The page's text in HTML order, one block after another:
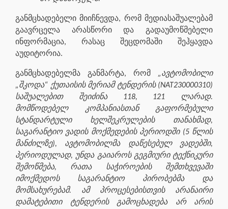
განმცხადებელი მიიჩნევდა, რომ მედიასაშუალებამ
გაავრცელა არასწორი და გადაუმოწმებელი
ინფორმაცია, რასაც შეცდომაში შეჰყავდა
აუდიტორია.
განმცხადებელმა განმარტა, რომ „ავტომობილი
„შკოდა“ ქუთაისის მერიამ ტენდერის (NAT230000310)
საშუალებით შეიძინა 118, 121 ლარად.
მომწოდებელ კომპანიასთან გაფორმებული
სტანდარტული ხელშეკრულების თანახმად,
საგარანტიო ვადის მოქმედების პერიოდში (5 წლის
მანძილზე), ავტომობილმა დაწესებულ ვადებში,
პერიოდულად, უნდა გაიაროს გეგმიური ტექნიკური
შემოწმება, რათა საჭიროების შემთხვევაში
იმოქმედოს საგარანტიო პირობებმა და
მომსახურებამ. ამ პროცესებისთვის არანაირი
დამატებითი ტენდერის გამოცხადება არ არის